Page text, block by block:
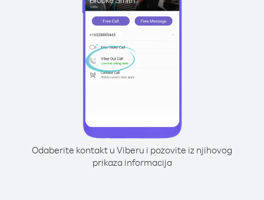
Odaberite kontakt u Viberu i pozovite iz njihovog
prikaza informacija